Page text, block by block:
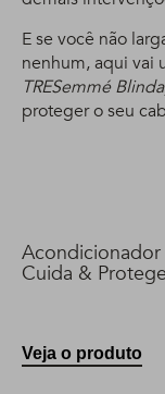
E se você não
nenhum, aqui vai
TRESemmé
proteger o seu
Acondicionador
Cuida &
Veja o produto